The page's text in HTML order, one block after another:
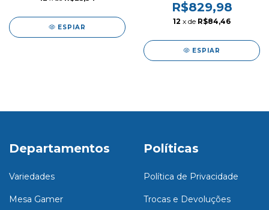
ESPIAR
R$829,98
12 x de R$84,46
ESPIAR
Departamentos
Variedades
Mesa Gamer
Políticas
Política de Privacidade
Trocas e Devoluções